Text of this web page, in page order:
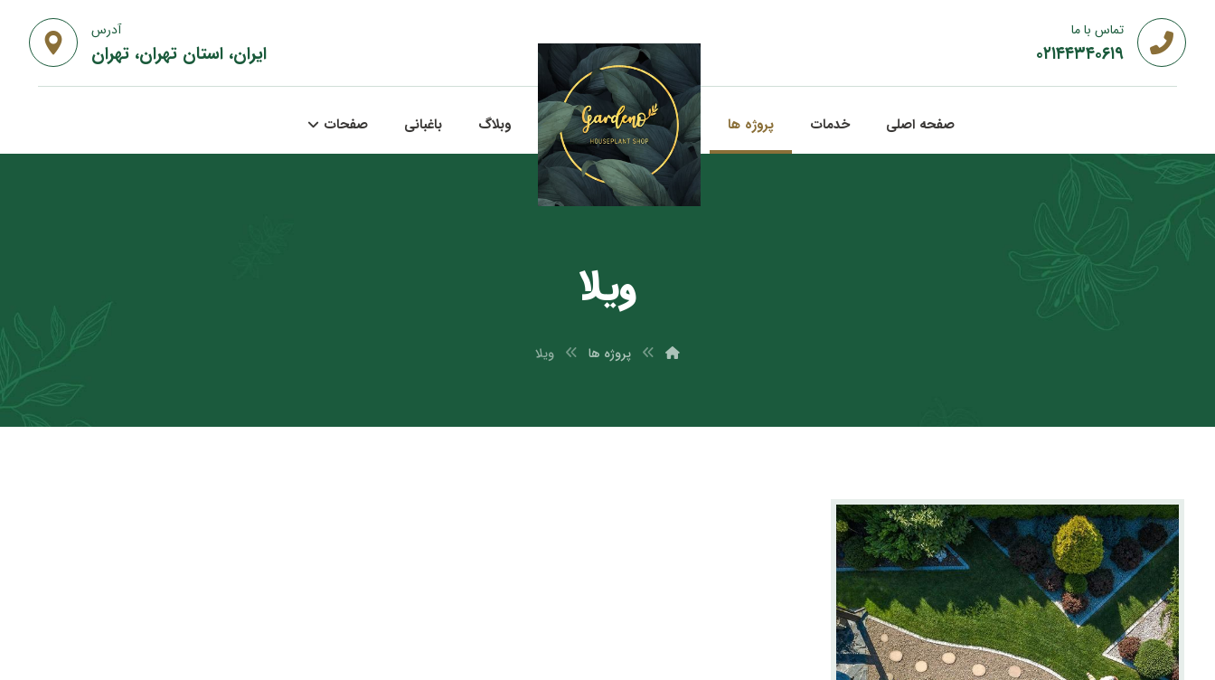
تماس با ما
۰۲۱۴۴۳۴۰۶۱۹
آدرس
ایران، استان تهران، تهران
صفحه اصلی خدمات پروژه ها وبلاگ باغبانی صفحات
ویلا
پروژه ها ویلا